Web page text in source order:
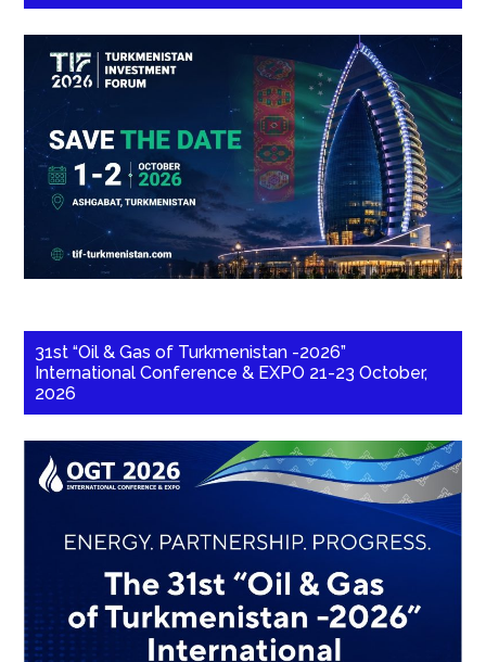
31st “Oil & Gas of Turkmenistan -2026”
International Conference & EXPO 21-23 October,
2026